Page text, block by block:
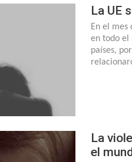
La UE
En el
en todo el
países,
La
el